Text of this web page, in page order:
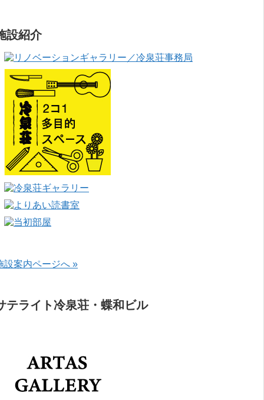
設紹介
設案内ページへ »
テライト冷泉荘・蝶和ビル